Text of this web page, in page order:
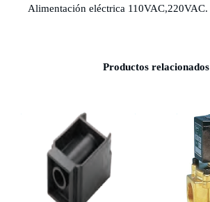
Alimentación eléctrica 110VAC,220VAC.
Productos relacionados